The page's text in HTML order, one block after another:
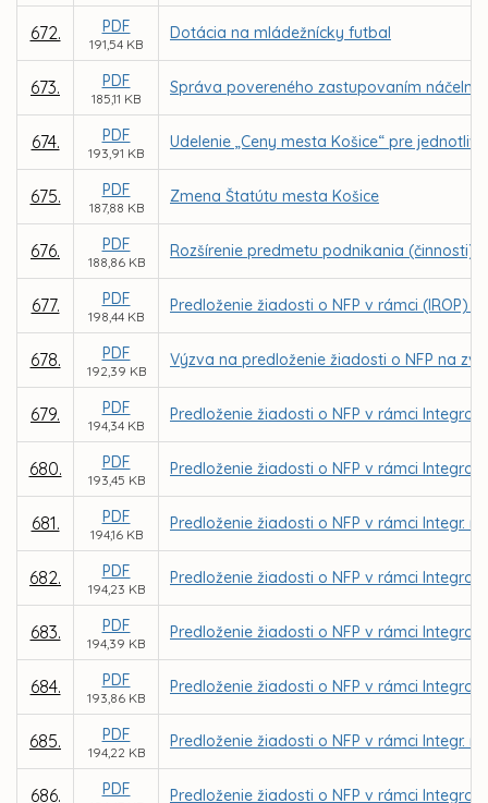
672. PDF
191,54 KB
Dotácia na mládežnícky futbal
673. PDF
185,11 KB
Správa povereného zastupovaním
674. PDF
193,91 KB
Udelenie „Ceny mesta Košice“ pre
675. PDF
187,88 KB
Zmena Štatútu mesta Košice
676. PDF
188,86 KB
Rozšírenie predmetu podnikania (činnosti)
677. PDF
198,44 KB
Predloženie žiadosti o NFP v rámci (IROP)
678. PDF
192,39 KB
Výzva na predloženie žiadosti o NFP na
679. PDF
194,34 KB
Predloženie žiadosti o NFP v rámci
680. PDF
193,45 KB
Predloženie žiadosti o NFP v rámci
681. PDF
194,16 KB
Predloženie žiadosti o NFP v rámci Integr.
682. PDF
194,23 KB
Predloženie žiadosti o NFP v rámci
683. PDF
194,39 KB
Predloženie žiadosti o NFP v rámci
684. PDF
193,86 KB
Predloženie žiadosti o NFP v rámci
685. PDF
194,22 KB
Predloženie žiadosti o NFP v rámci Integr.
686. PDF Predloženie žiadosti o NFP v rámci